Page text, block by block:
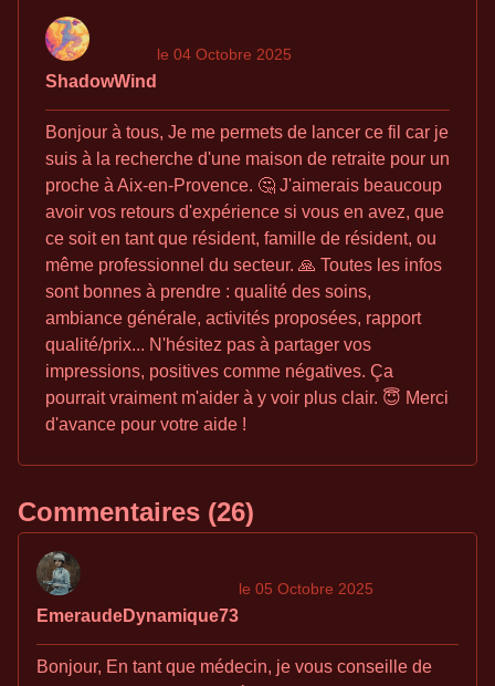
ShadowWind
le 04 Octobre 2025
Bonjour à tous, Je me permets de lancer ce fil car je
suis à la recherche d'une maison de retraite pour un
proche à Aix-en-Provence. 🤔 J'aimerais beaucoup
avoir vos retours d'expérience si vous en avez, que
ce soit en tant que résident, famille de résident, ou
même professionnel du secteur. 🙏 Toutes les infos
sont bonnes à prendre : qualité des soins,
ambiance générale, activités proposées, rapport
qualité/prix... N'hésitez pas à partager vos
impressions, positives comme négatives. Ça
pourrait vraiment m'aider à y voir plus clair. 😇 Merci
d'avance pour votre aide !
Commentaires (26)
EmeraudeDynamique73
le 05 Octobre 2025
Bonjour, En tant que médecin, je vous conseille de